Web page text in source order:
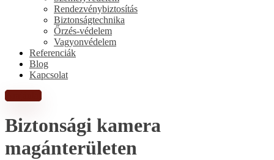
Rendezvénybiztosítás
Biztonságtechnika
Őrzés-védelem
Vagyonvédelem
Referenciák
Blog
Kapcsolat
Biztonsági kamera
magánterületen